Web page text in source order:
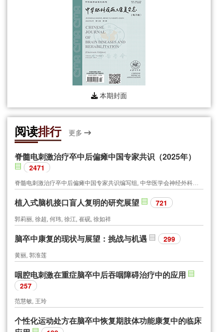
本期封面
阅读排行 更多
脊髓电刺激治疗卒中后偏瘫中国专家共识（2025年）
2471
脊髓电刺激治疗卒中后偏瘫中国专家共识编写组, 中华医学会神经外科学分会功能神经外科学组, 中国研究型医院学会神经外科学专业委员会, 世界华人神经外科协会功能神经外科专业委员会, 北京医学会神经外科学分会功能神经外科专业组, 北京医学会神经外科学分会周围神经外科专业组
植入式脑机接口盲人复明的研究展望 721
郭莉丽, 徐超, 何玮, 徐江, 崔砚, 徐如祥
脑卒中康复的现状与展望：挑战与机遇 299
黄丽, 郭淮莲
咽腔电刺激在重症脑卒中后吞咽障碍治疗中的应用
257
范慧敏, 王玲
个性化运动处方在脑卒中恢复期肢体功能康复中的临床